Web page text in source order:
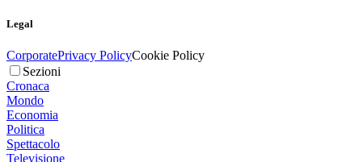
Legal
CorporatePrivacy PolicyCookie Policy
Sezioni
Cronaca
Mondo
Economia
Politica
Spettacolo
Televisione